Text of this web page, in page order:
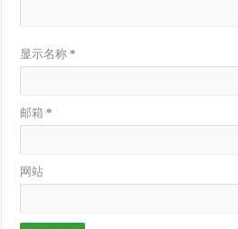
显示名称*
邮箱*
网站